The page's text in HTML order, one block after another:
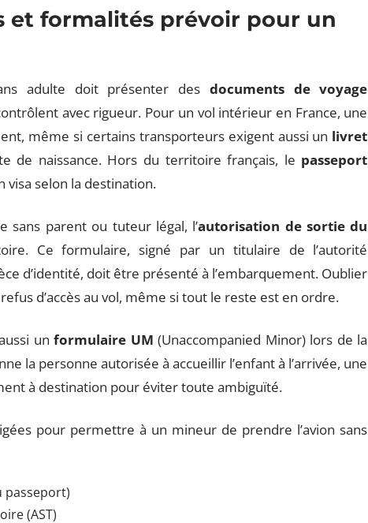
et formalités prévoir pour un
adulte doit présenter des documents de voyage
avec rigueur. Pour un vol intérieur en France, une
même si certains transporteurs exigent aussi un livret
de naissance. Hors du territoire français, le passeport
visa selon la destination.
sans parent ou tuteur légal, l’autorisation de sortie du
Ce formulaire, signé par un titulaire de l’autorité
d’identité, doit être présenté à l’embarquement. Oublier
d’accès au vol, même si tout le reste est en ordre.
unformulaire UM (Unaccompanied Minor) lors de la
la personne autorisée à accueillir l’enfant à l’arrivée, une
à destination pour éviter toute ambiguïté.
pour permettre à un mineur de prendre l’avion sans
passeport)
(AST)